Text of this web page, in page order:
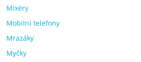
Mixéry
Mobilní telefony
Mrazáky
Myčky